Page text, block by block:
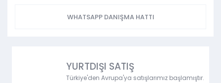
WHATSAPP DANIŞMA HATTI
YURTDIŞI SATIŞ
Türkiye'den Avrupa'ya satışlarımız başlamıştır.